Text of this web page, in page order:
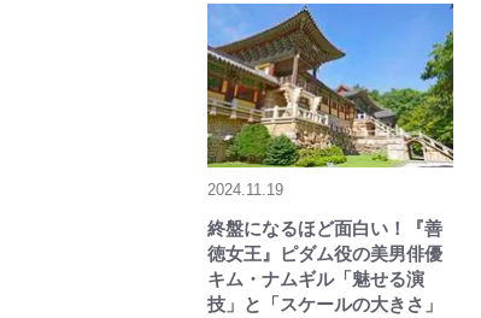
2024.11.19
終盤になるほど面白い！『善
徳女王』ピダム役の美男俳優
キム・ナムギル「魅せる演
技」と「スケールの大きさ」